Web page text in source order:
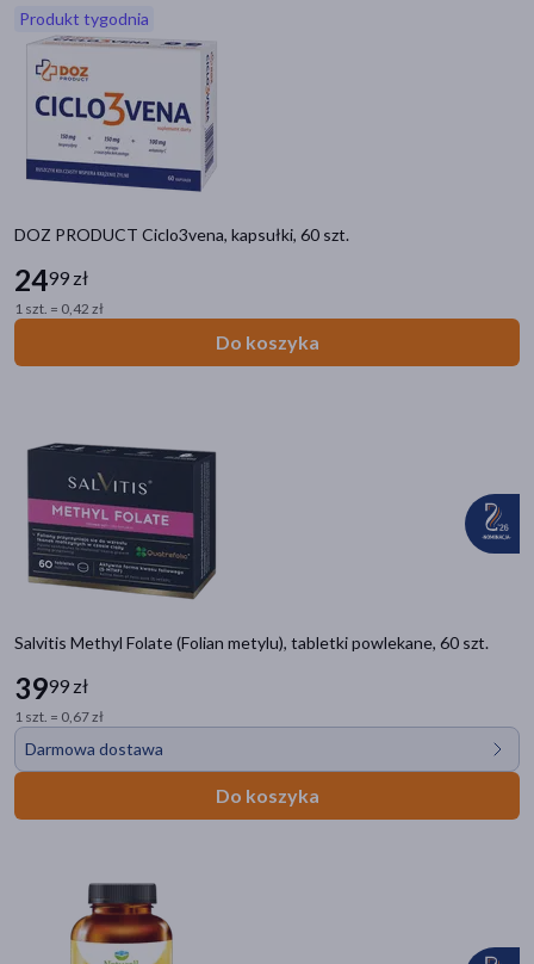
Produkt tygodnia
DOZ PRODUCT Ciclo3vena, kapsułki, 60 szt.
2499 zł
1 szt. = 0,42 zł
Do koszyka
Salvitis Methyl Folate (Folian metylu), tabletki powlekane, 60 szt.
3999 zł
1 szt. = 0,67 zł
Darmowa dostawa
Do koszyka